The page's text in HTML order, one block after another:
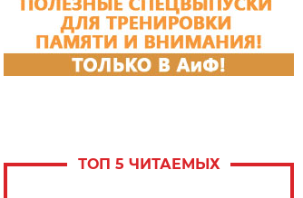
ТОП 5 ЧИТАЕМЫХ